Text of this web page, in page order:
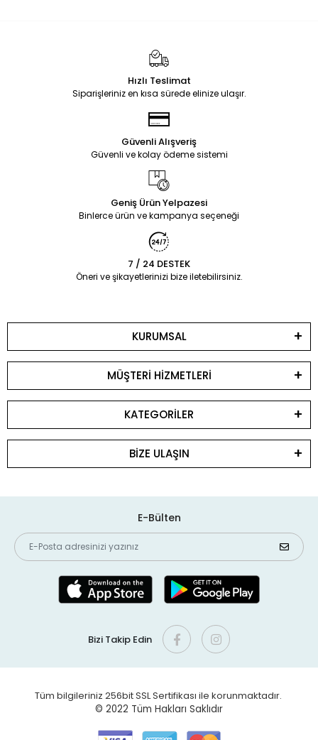
Hızlı Teslimat
Siparişleriniz en kısa sürede elinize ulaşır.
Güvenli Alışveriş
Güvenli ve kolay ödeme sistemi
Geniş Ürün Yelpazesi
Binlerce ürün ve kampanya seçeneği
7 / 24 DESTEK
Öneri ve şikayetlerinizi bize iletebilirsiniz.
KURUMSAL
MÜŞTERİ HİZMETLERİ
KATEGORİLER
BİZE ULAŞIN
E-Bülten
Bizi Takip Edin
Tüm bilgileriniz 256bit SSL Sertifikası ile korunmaktadır.
© 2022 Tüm Hakları Saklıdır